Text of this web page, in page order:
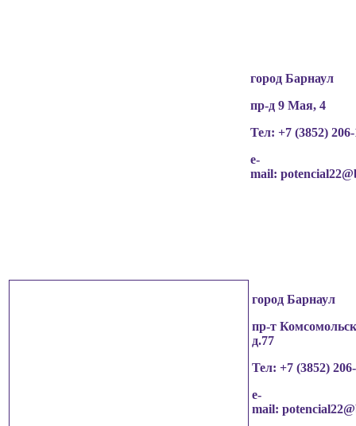
город Барнаул
пр-д 9 Мая, 4
Тел: +7 (3852)
e-
mail:
город Барнаул
пр-т
д.77
Тел: +7 (3852)
e-
mail: